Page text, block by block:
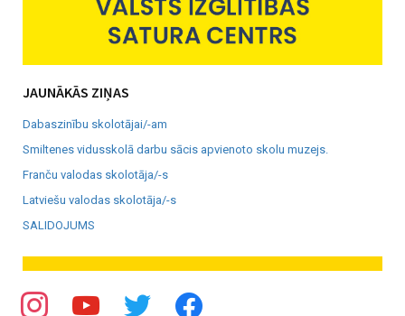
JAUNĀKĀS ZIŅAS
Dabaszinību skolotājai/-am
Smiltenes vidusskolā darbu sācis apvienoto skolu muzejs.
Franču valodas skolotāja/-s
Latviešu valodas skolotāja/-s
SALIDOJUMS